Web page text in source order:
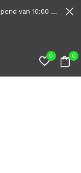
0 0
Bezoek onze showroom op zaterdag - geopend van 10:00 tot 1600